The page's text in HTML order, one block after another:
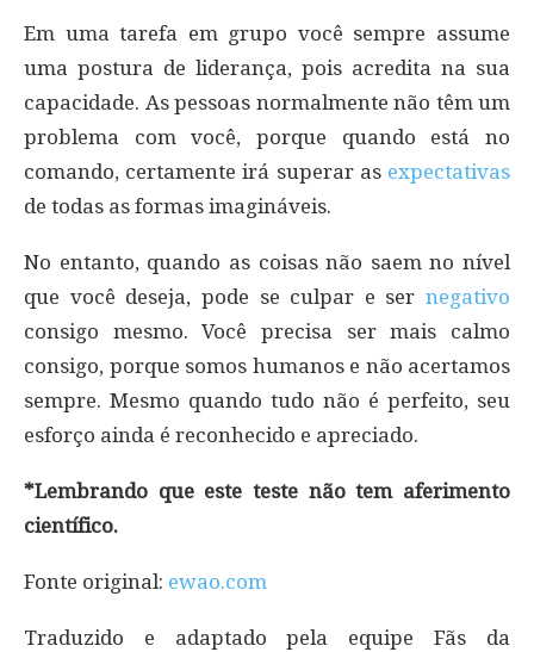
Em uma tarefa em grupo você sempre assume
uma postura de liderança, pois acredita na sua
capacidade. As pessoas normalmente não têm um
problema com você, porque quando está no
comando, certamente irá superar as expectativas
de todas as formas imagináveis.
No entanto, quando as coisas não saem no nível
que você deseja, pode se culpar e ser negativo
consigo mesmo. Você precisa ser mais calmo
consigo, porque somos humanos e não acertamos
sempre. Mesmo quando tudo não é perfeito, seu
esforço ainda é reconhecido e apreciado.
*Lembrando que este teste não tem aferimento
científico.
Fonte original: ewao.com
Traduzido e adaptado pela equipe Fãs da